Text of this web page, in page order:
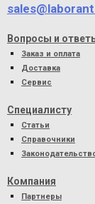
Вопросы и
Заказ и оплата
Доставка
Сервис
Специалисту
Статьи
Справочники
Компания
Партнеры